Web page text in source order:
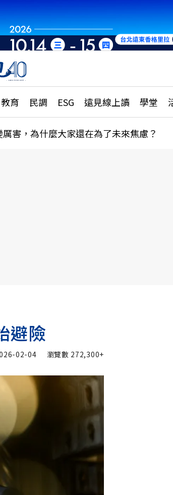
教育 民調 ESG 遠見線上讀 學堂
升學、職涯攻略
市施政調查全解析
更多訂閱方案
害，為什麼大家還在為了未來焦慮？
避險
02-04 瀏覽數 272,300+